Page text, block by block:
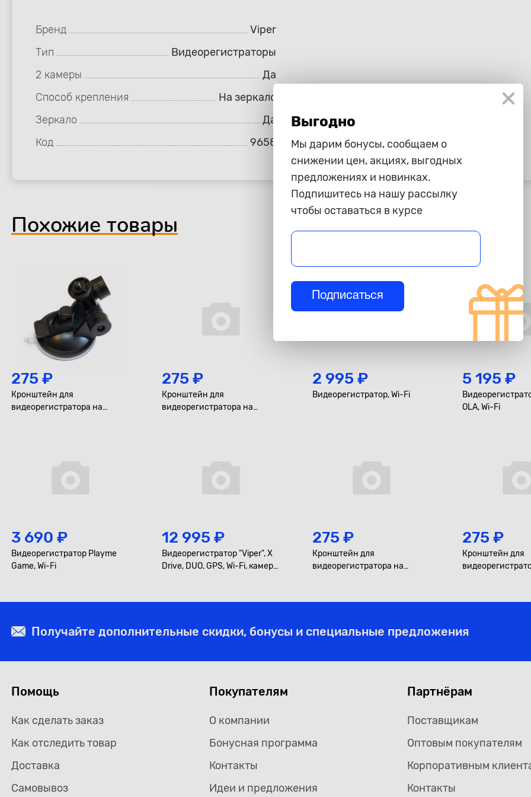
Бренд
Viper
Тип
Видеорегистраторы
2 камеры
Да
Способ крепления
На зеркало
Зеркало
Да
Код
9658
Похожие товары
275 ₽
Кронштейн для
видеорегистратора на
275 ₽
Кронштейн для
видеорегистратора на
2 995 ₽
Видеорегистратор, Wi-Fi
5 195 ₽
OLA, Wi-Fi
3 690 ₽
Видеорегистратор Playme
Game, Wi-Fi
12 995 ₽
Видеорегистратор "Viper", X
Drive, DUO, GPS, Wi-Fi, камера
275 ₽
Кронштейн для
видеорегистратора на
275 ₽
Кронштейн для
Получайте дополнительные скидки, бонусы и специальные предложения
Помощь
Как сделать заказ
Как отследить товар
Доставка
Самовывоз
Покупателям
О компании
Бонусная программа
Контакты
Идеи и предложения
Партнёрам
Поставщикам
Оптовым покупателям
Корпоративным
Контакты
Выгодно
Мы дарим бонусы, сообщаем о
снижении цен, акциях, выгодных
предложениях и новинках.
Подпишитесь на нашу рассылку
чтобы оставаться в курсе
Подписаться